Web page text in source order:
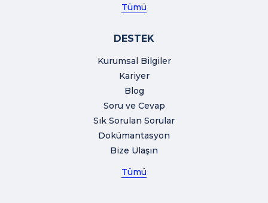
Tümü
DESTEK
Kurumsal Bilgiler
Kariyer
Blog
Soru ve Cevap
Sık Sorulan Sorular
Dokümantasyon
Bize Ulaşın
Tümü